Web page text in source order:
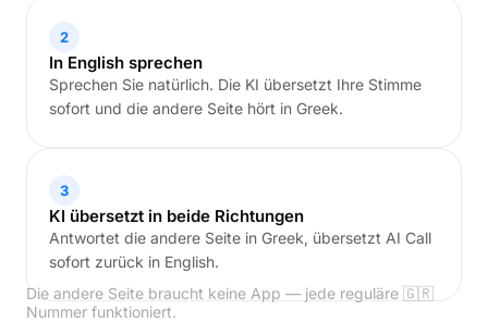
2
In English sprechen
Sprechen Sie natürlich. Die KI übersetzt Ihre Stimme
sofort und die andere Seite hört in Greek.
3
KI übersetzt in beide Richtungen
Antwortet die andere Seite in Greek, übersetzt AI Call
sofort zurück in English.
Die andere Seite braucht keine App — jede reguläre 🇬🇷
Nummer funktioniert.